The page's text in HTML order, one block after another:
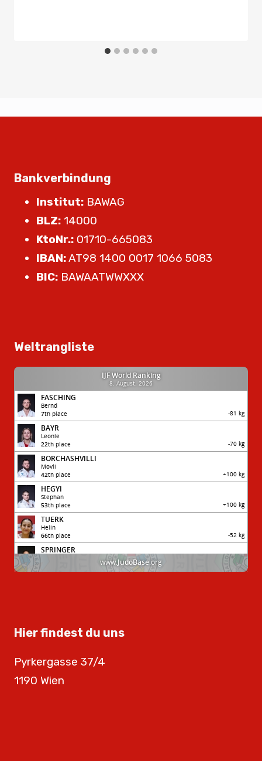
Bankverbindung
Institut: BAWAG
BLZ: 14000
KtoNr.: 01710-665083
IBAN:AT98 1400 0017 1066 5083
BIC: BAWAATWWXXX
Weltrangliste
Hier findest du uns
Pyrkergasse 37/4
1190 Wien